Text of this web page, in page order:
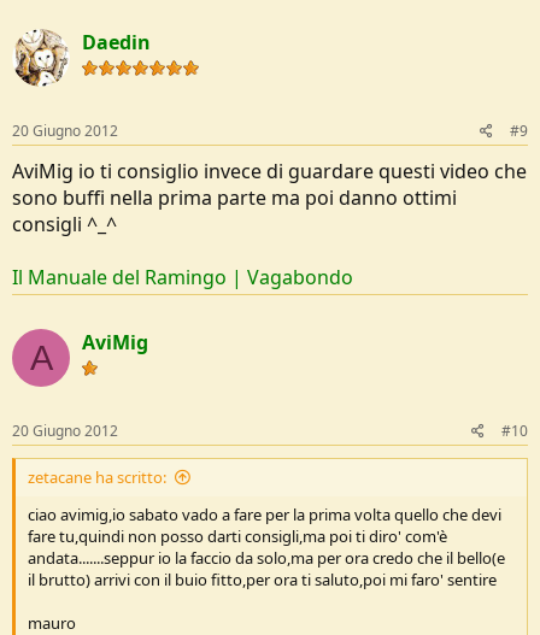
Daedin
20 Giugno 2012 #9
AviMig io ti consiglio invece di guardare questi video che
sono buffi nella prima parte ma poi danno ottimi
consigli ^_^
Il Manuale del Ramingo | Vagabondo
A AviMig
20 Giugno 2012 #10
zetacane ha scritto:
ciao avimig,io sabato vado a fare per la prima volta quello che devi
fare tu,quindi non posso darti consigli,ma poi ti diro' com'è
andata.......seppur io la faccio da solo,ma per ora credo che il bello(e
il brutto) arrivi con il buio fitto,per ora ti saluto,poi mi faro' sentire
mauro